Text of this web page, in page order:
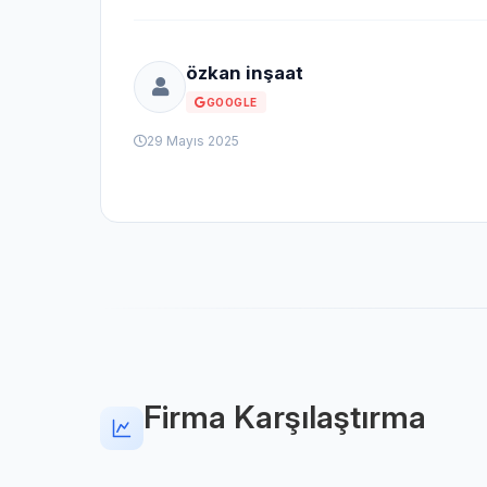
özkan inşaat
GOOGLE
29 Mayıs 2025
Firma Karşılaştırma